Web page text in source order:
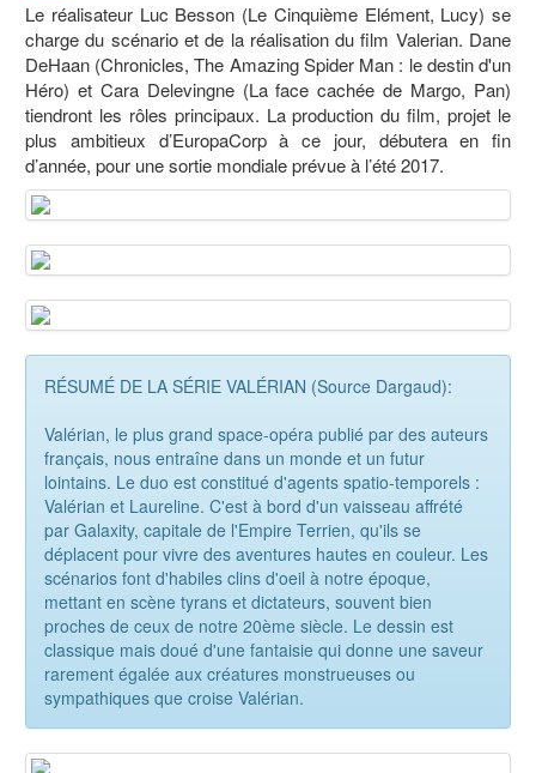
Le réalisateur Luc Besson (Le Cinquième Elément, Lucy) se
charge du scénario et de la réalisation du film Valerian. Dane
DeHaan (Chronicles, The Amazing Spider Man : le destin d'un
Héro) et Cara Delevingne (La face cachée de Margo, Pan)
tiendront les rôles principaux. La production du film, projet le
plus ambitieux d’EuropaCorp à ce jour, débutera en fin
d’année, pour une sortie mondiale prévue à l’été 2017.
RÉSUMÉ DE LA SÉRIE VALÉRIAN (Source Dargaud):
Valérian, le plus grand space-opéra publié par des auteurs
français, nous entraîne dans un monde et un futur
lointains. Le duo est constitué d'agents spatio-temporels :
Valérian et Laureline. C'est à bord d'un vaisseau affrété
par Galaxity, capitale de l'Empire Terrien, qu'ils se
déplacent pour vivre des aventures hautes en couleur. Les
scénarios font d'habiles clins d'oeil à notre époque,
mettant en scène tyrans et dictateurs, souvent bien
proches de ceux de notre 20ème siècle. Le dessin est
classique mais doué d'une fantaisie qui donne une saveur
rarement égalée aux créatures monstrueuses ou
sympathiques que croise Valérian.